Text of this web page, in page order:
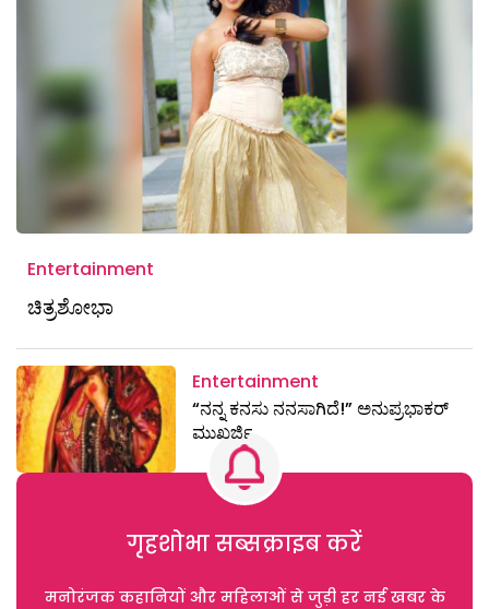
Entertainment
ಚಿತ್ರಶೋಭಾ
Entertainment
“ನನ್ನ ಕನಸು ನನಸಾಗಿದೆ!” ಅನುಪ್ರಭಾಕರ್
ಮುಖರ್ಜಿ
गृहशोभा सब्सक्राइब करें
मनोरंजक कहानियों और महिलाओं से जुड़ी हर नई खबर के